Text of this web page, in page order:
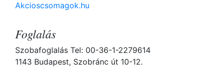
Akcioscsomagok.hu
Foglalás
Szobafoglalás Tel: 00-36-1-2279614
1143 Budapest, Szobránc út 10-12.